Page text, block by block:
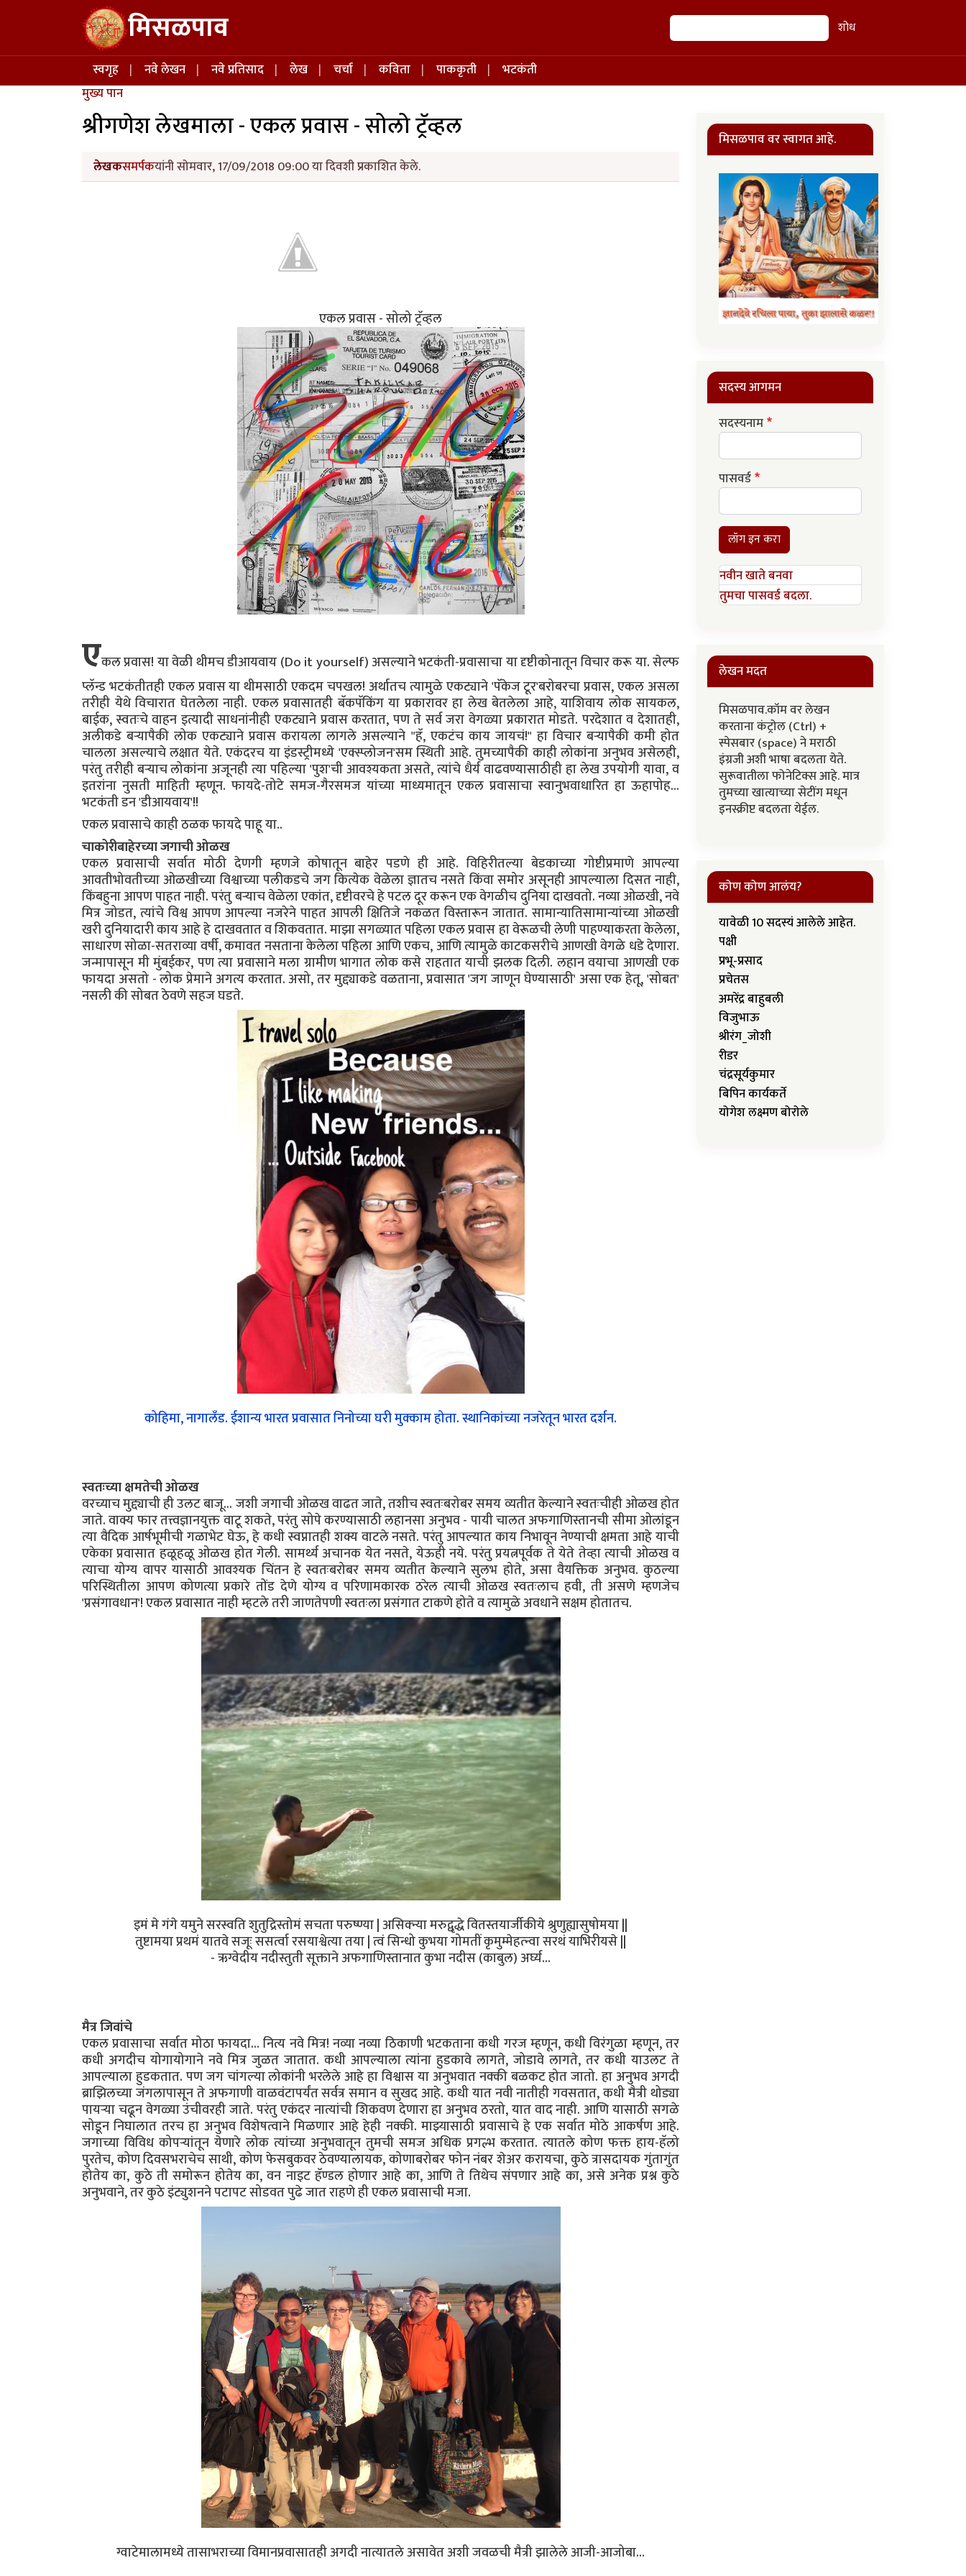
Skip to main content मिसळपाव शोध शोध
Main navigation
स्वगृह नवे लेखन नवे प्रतिसाद लेख चर्चा कविता पाककृती
भटकंती
मुख्य पान
श्रीगणेश लेखमाला - एकल प्रवास - सोलो ट्रॅव्हल
लेखकसमर्पकयांनी सोमवार, 17/09/2018 09:00 या दिवशी प्रकाशित केले.
एकल प्रवास - सोलो ट्रॅव्हल
एकल प्रवास! या वेळी थीमच डीआयवाय (Do it yourself) असल्याने भटकंती-प्रवासाचा या दृष्टीकोनातून विचार करू या. सेल्फ
प्लॅन्ड भटकंतीतही एकल प्रवास या थीमसाठी एकदम चपखल! अर्थातच त्यामुळे एकट्याने 'पॅकेज टूर'बरोबरचा प्रवास, एकल असला
तरीही येथे विचारात घेतलेला नाही. एकल प्रवासातही बॅकपॅकिंग या प्रकारावर हा लेख बेतलेला आहे, याशिवाय लोक सायकल,
बाईक, स्वतःचे वाहन इत्यादी साधनांनीही एकट्याने प्रवास करतात, पण ते सर्व जरा वेगळ्या प्रकारात मोडते. परदेशात व देशातही,
अलीकडे बऱ्यापैकी लोक एकट्याने प्रवास करायला लागले असल्याने "हॅ, एकटंच काय जायचं!" हा विचार बऱ्यापैकी कमी होत
चालला असल्याचे लक्षात येते. एकंदरच या इंडस्ट्रीमध्ये 'एक्स्प्लोजन'सम स्थिती आहे. तुमच्यापैकी काही लोकांना अनुभव असेलही,
परंतु तरीही बऱ्याच लोकांना अजूनही त्या पहिल्या 'पुश'ची आवश्यकता असते, त्यांचे धैर्य वाढवण्यासाठीही हा लेख उपयोगी यावा, व
इतरांना नुसती माहिती म्हणून. फायदे-तोटे समज-गैरसमज यांच्या माध्यमातून एकल प्रवासाचा स्वानुभवाधारित हा ऊहापोह...
भटकंती डन 'डीआयवाय'!!
एकल प्रवासाचे काही ठळक फायदे पाहू या..
चाकोरीबाहेरच्या जगाची ओळख
एकल प्रवासाची सर्वात मोठी देणगी म्हणजे कोषातून बाहेर पडणे ही आहे. विहिरीतल्या बेडकाच्या गोष्टीप्रमाणे आपल्या
आवतीभोवतीच्या ओळखीच्या विश्वाच्या पलीकडचे जग कित्येक वेळेला ज्ञातच नसते किंवा समोर असूनही आपल्याला दिसत नाही,
किंबहुना आपण पाहत नाही. परंतु बऱ्याच वेळेला एकांत, दृष्टीवरचे हे पटल दूर करून एक वेगळीच दुनिया दाखवतो. नव्या ओळखी, नवे
मित्र जोडत, त्यांचे विश्व आपण आपल्या नजरेने पाहत आपली क्षितिजे नकळत विस्तारून जातात. सामान्यातिसामान्यांच्या ओळखी
खरी दुनियादारी काय आहे हे दाखवतात व शिकवतात. माझा सगळ्यात पहिला एकल प्रवास हा वेरूळची लेणी पाहण्याकरता केलेला,
साधारण सोळा-सतराव्या वर्षी, कमावत नसताना केलेला पहिला आणि एकच, आणि त्यामुळे काटकसरीचे आणखी वेगळे धडे देणारा.
जन्मापासून मी मुंबईकर, पण त्या प्रवासाने मला ग्रामीण भागात लोक कसे राहतात याची झलक दिली. लहान वयाचा आणखी एक
फायदा असतो - लोक प्रेमाने अगत्य करतात. असो, तर मुद्द्याकडे वळताना, प्रवासात 'जग जाणून घेण्यासाठी' असा एक हेतू, 'सोबत'
नसली की सोबत ठेवणे सहज घडते.
कोहिमा, नागालँड. ईशान्य भारत प्रवासात निनोच्या घरी मुक्काम होता. स्थानिकांच्या नजरेतून भारत दर्शन.
स्वतःच्या क्षमतेची ओळख
वरच्याच मुद्द्याची ही उलट बाजू... जशी जगाची ओळख वाढत जाते, तशीच स्वतःबरोबर समय व्यतीत केल्याने स्वतःचीही ओळख होत
जाते. वाक्य फार तत्त्वज्ञानयुक्त वाटू शकते, परंतु सोपे करण्यासाठी लहानसा अनुभव - पायी चालत अफगाणिस्तानची सीमा ओलांडून
त्या वैदिक आर्षभूमीची गळाभेट घेऊ, हे कधी स्वप्नातही शक्य वाटले नसते. परंतु आपल्यात काय निभावून नेण्याची क्षमता आहे याची
एकेका प्रवासात हळूहळू ओळख होत गेली. सामर्थ्य अचानक येत नसते, येऊही नये. परंतु प्रयत्नपूर्वक ते येते तेव्हा त्याची ओळख व
त्याचा योग्य वापर यासाठी आवश्यक चिंतन हे स्वतःबरोबर समय व्यतीत केल्याने सुलभ होते, असा वैयक्तिक अनुभव. कुठल्या
परिस्थितीला आपण कोणत्या प्रकारे तोंड देणे योग्य व परिणामकारक ठरेल त्याची ओळख स्वतःलाच हवी, ती असणे म्हणजेच
'प्रसंगावधान'! एकल प्रवासात नाही म्हटले तरी जाणतेपणी स्वतःला प्रसंगात टाकणे होते व त्यामुळे अवधाने सक्षम होतातच.
इमं मे गंगे यमुने सरस्वति शुतुद्रिस्तोमं सचता परुष्ण्या | असिक्न्या मरुद्वृद्धे वितस्तयार्जीकीये श्रुणुह्यासुषोमया ||
तुष्टामया प्रथमं यातवे सजूः ससर्त्वा रसयाश्वेत्या तया | त्वं सिन्धो कुभया गोमतीं कृमुम्मेहत्न्वा सरथं याभिरीयसे ||
- ऋग्वेदीय नदीस्तुती सूक्ताने अफगाणिस्तानात कुभा नदीस (काबुल) अर्घ्य...
मैत्र जिवांचे
एकल प्रवासाचा सर्वात मोठा फायदा... नित्य नवे मित्र! नव्या नव्या ठिकाणी भटकताना कधी गरज म्हणून, कधी विरंगुळा म्हणून, तर
कधी अगदीच योगायोगाने नवे मित्र जुळत जातात. कधी आपल्याला त्यांना हुडकावे लागते, जोडावे लागते, तर कधी याउलट ते
आपल्याला हुडकतात. पण जग चांगल्या लोकांनी भरलेले आहे हा विश्वास या अनुभवात नक्की बळकट होत जातो. हा अनुभव अगदी
ब्राझिलच्या जंगलापासून ते अफगाणी वाळवंटापर्यंत सर्वत्र समान व सुखद आहे. कधी यात नवी नातीही गवसतात, कधी मैत्री थोड्या
पायऱ्या चढून वेगळ्या उंचीवरही जाते. परंतु एकंदर नात्यांची शिकवण देणारा हा अनुभव ठरतो, यात वाद नाही. आणि यासाठी सगळे
सोडून निघालात तरच हा अनुभव विशेषत्वाने मिळणार आहे हेही नक्की. माझ्यासाठी प्रवासाचे हे एक सर्वात मोठे आकर्षण आहे.
जगाच्या विविध कोपऱ्यांतून येणारे लोक त्यांच्या अनुभवातून तुमची समज अधिक प्रगल्भ करतात. त्यातले कोण फक्त हाय-हॅलो
पुरतेच, कोण दिवसभराचेच साथी, कोण फेसबुकवर ठेवण्यालायक, कोणाबरोबर फोन नंबर शेअर करायचा, कुठे त्रासदायक गुंतागुंत
होतेय का, कुठे ती समोरून होतेय का, वन नाइट हॅण्डल होणार आहे का, आणि ते तिथेच संपणार आहे का, असे अनेक प्रश्न कुठे
अनुभवाने, तर कुठे इंट्युशनने पटापट सोडवत पुढे जात राहणे ही एकल प्रवासाची मजा.
ग्वाटेमालामध्ये तासाभराच्या विमानप्रवासातही अगदी नात्यातले असावेत अशी जवळची मैत्री झालेले आजी-आजोबा...
मिसळपाव वर स्वागत आहे.
सदस्य आगमन
सदस्यनाम
पासवर्ड
लॉग इन करा
नवीन खाते बनवा
तुमचा पासवर्ड बदला.
लेखन मदत
मिसळपाव.कॉम वर लेखन
करताना कंट्रोल (Ctrl) +
स्पेसबार (space) ने मराठी
इंग्रजी अशी भाषा बदलता येते.
सुरूवातीला फोनेटिक्स आहे. मात्र
तुमच्या खात्याच्या सेटींग मधून
इनस्क्रीप्ट बदलता येईल.
कोण कोण आलंय?
यावेळी 10 सदस्यं आलेले आहेत.
पक्षी
प्रभू-प्रसाद
प्रचेतस
अमरेंद्र बाहुबली
विजुभाऊ
श्रीरंग_जोशी
रीडर
चंद्रसूर्यकुमार
बिपिन कार्यकर्ते
योगेश लक्ष्मण बोरोले